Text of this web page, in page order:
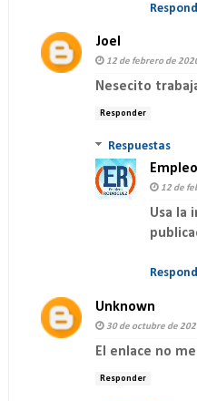
Joel
12 de febrero de
Nesecito
Responder
Respuestas
12 de
Usa la
Unknown
30 de octubre de
El enlace no
Responder